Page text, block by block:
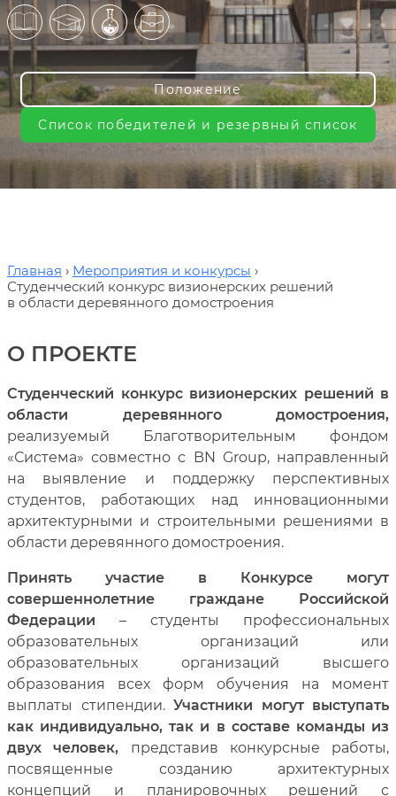
Положение
Список победителей и резервный список
Главная
Мероприятия и конкурсы
Студенческий конкурс визионерских решений
в области деревянного домостроения
О ПРОЕКТЕ
Студенческий конкурс визионерских решений в
области деревянного домостроения,
реализуемый Благотворительным фондом
«Система» совместно с BN Group, направленный
на выявление и поддержку перспективных
студентов, работающих над инновационными
архитектурными и строительными решениями в
области деревянного домостроения.
Принять участие в Конкурсе могут
совершеннолетние граждане Российской
Федерации – студенты профессиональных
образовательных организаций или
образовательных организаций высшего
образования всех форм обучения на момент
выплаты стипендии. Участники могут выступать
как индивидуально, так и в составе команды из
двух человек, представив конкурсные работы,
посвященные созданию архитектурных
концепций и планировочных решений с